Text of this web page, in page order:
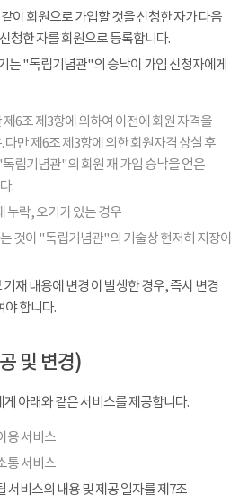
이 회원으로 가입할 것을 신청한 자가 다음
청한 자를 회원으로 등록합니다.
는 "독립기념관"의 승낙이 가입 신청자에게
제6조 제3항에 의하여 이전에 회원 자격을
다만 제6조 제3항에 의한 회원자격 상실 후
립기념관"의 회원 재 가입 승낙을 얻은
.
누락, 오기가 있는 경우
것이 "독립기념관"의 기술상 현저히 지장이
재 내용에 변경 이 발생한 경우, 즉시 변경
야 합니다.
및 변경)
아래와 같은 서비스를 제공합니다.
용 서비스
통 서비스
서비스의 내용 및 제공 일자를 제7조